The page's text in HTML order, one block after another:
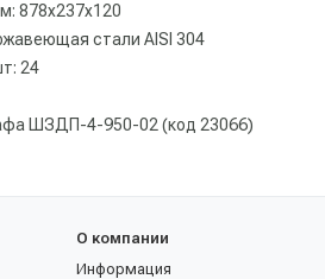
878х237х120
стали AISI 304
24
ШЗДП-4-950-02 (код 23066)
О компании
Информация